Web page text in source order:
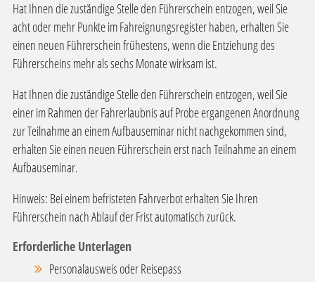
Hat Ihnen die zuständige Stelle den Führerschein entzogen, weil Sie
acht oder mehr Punkte im Fahreignungsregister haben, erhalten Sie
einen neuen Führerschein frühestens, wenn die Entziehung des
Führerscheins mehr als sechs Monate wirksam ist.
Hat Ihnen die zuständige Stelle den Führerschein entzogen, weil Sie
einer im Rahmen der Fahrerlaubnis auf Probe ergangenen Anordnung
zur Teilnahme an einem Aufbauseminar nicht nachgekommen sind,
erhalten Sie einen neuen Führerschein erst nach Teilnahme an einem
Aufbauseminar.
Hinweis: Bei einem befristeten Fahrverbot erhalten Sie Ihren
Führerschein nach Ablauf der Frist automatisch zurück.
Erforderliche Unterlagen
Personalausweis oder Reisepass